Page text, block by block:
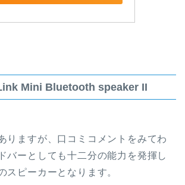
Mini Bluetooth speaker II
りますが、口コミコメントをみてわ
バーとしても十二分の能力を発揮し
スピーカーとなります。